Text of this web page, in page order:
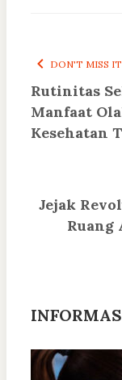
DON'T MISS IT
Rutinitas
Manfaat
Kesehatan
Jejak
Ruang